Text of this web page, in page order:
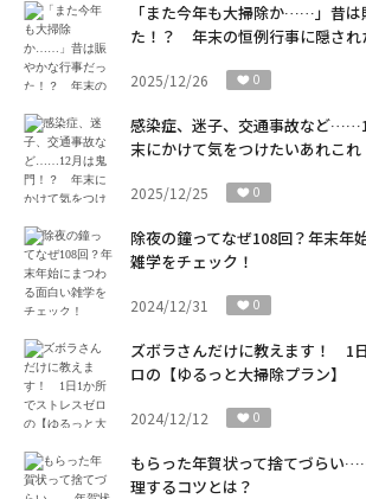
「また今年も大掃除か……」昔は
た！？ 年末の恒例行事に隠され
2025/12/26 0
感染症、迷子、交通事故など
末にかけて気をつけたいあれこれ
2025/12/25 0
除夜の鐘ってなぜ108回？年末年
雑学をチェック！
2024/12/31 0
ズボラさんだけに教えます！ 1
ロの【ゆるっと大掃除プラン】
2024/12/12 0
もらった年賀状って捨てづらい
理するコツとは？